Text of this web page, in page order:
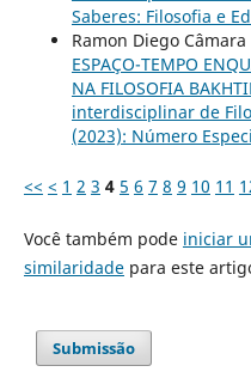
Saberes: Filosofia e
Ramon Diego
ESPAÇO-TEMPO
NA FILOSOFIA
interdisciplinar de
(2023): Número
<< < 1 2 3 4 5 6 7 8 9 10 11
Você também pode iniciar
similaridadepara este
Submissão